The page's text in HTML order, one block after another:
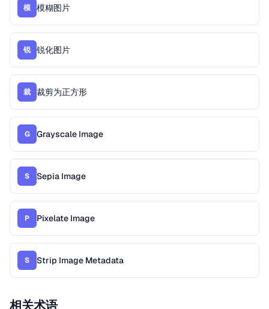
模 模糊图片
锐 锐化图片
裁 裁剪为正方形
G Grayscale Image
S Sepia Image
P Pixelate Image
S Strip Image Metadata
相关术语